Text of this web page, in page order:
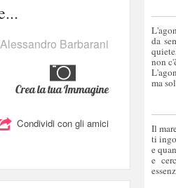
Alessandro Barbarani
Crea la tua Immagine
Condividi con gli amici
da
non
ma
Il
ti
e
e